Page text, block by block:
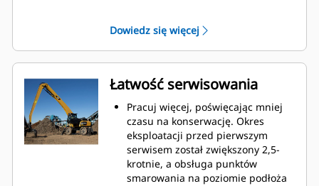
idealna do zastosowań wewnątrz
obiektów.
ograniczniki na obudowie
chwytaka zapobiegają
nadmiernemu wysuwaniu się
siłowników i zbędnemu zużyciu
przegubów oraz końcówek palców.
Siła, na której można polegać.
Odznaczające się solidną
konstrukcją wewnętrzne palce i
końcówki są wykonane z wysokiej
jakości stali odpornej na przetarcia
i zużycie spowodowane kontaktem
Dowiedz się więcej
Łatwość serwisowania
Pracuj więcej, poświęcając mniej
czasu na konserwację. Okres
eksploatacji przed pierwszym
serwisem został zwiększony 2,5-
krotnie, a obsługa punktów
smarowania na poziomie podłoża